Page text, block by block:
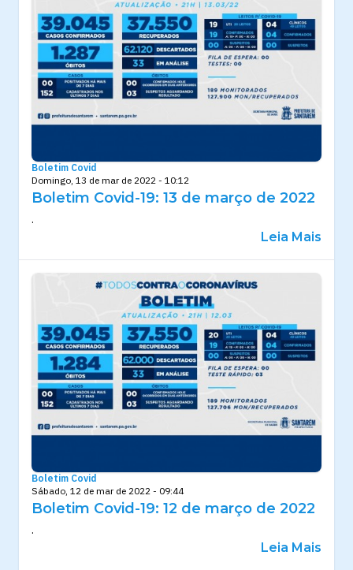
Boletim Covid
Domingo, 13 de mar de 2022 - 10:12
Boletim Covid-19: 13 de março de 2022
.
Leia Mais
Boletim Covid
Sábado, 12 de mar de 2022 - 09:44
Boletim Covid-19: 12 de março de 2022
.
Leia Mais